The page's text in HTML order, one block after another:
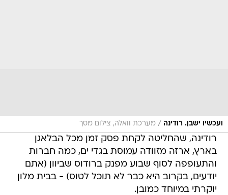
ועכשיו ישבן. רודינה / מערכת וואלה, צילום מסך
רודינה, שהחליטה לקחת פסק זמן מכל הבלאגן
בארץ, ארזה מזוודה עמוסת בגדי ים, כמה חברות
והתעופפה לסוף שבוע מפנק ברודוס שביוון (אתם
יודעים, בקרוב היא כבר לא תוכל לטוס) - בבית מלון
יוקרתי במיוחד כמובן.